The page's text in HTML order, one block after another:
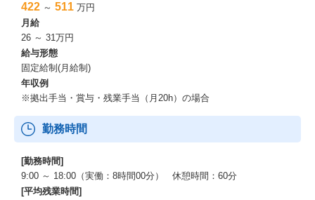
422 ～ 511 万円
月給
26 ～ 31万円
給与形態
固定給制(月給制)
年収例
※拠出手当・賞与・残業手当（月20h）の場合
勤務時間
[勤務時間]
9:00 ～ 18:00（実働：8時間00分） 休憩時間：60分
[平均残業時間]